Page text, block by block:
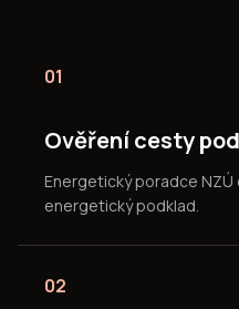
01
Ověření cesty
Energetický poradce
energetický podklad.
02